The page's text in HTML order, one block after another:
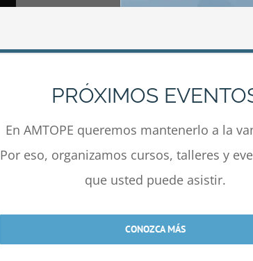
PRÓXIMOS
En AMTOPE queremos mantenerlo a la
Por eso, organizamos cursos, talleres y
que usted puede asistir.
CONOZCA MÁS